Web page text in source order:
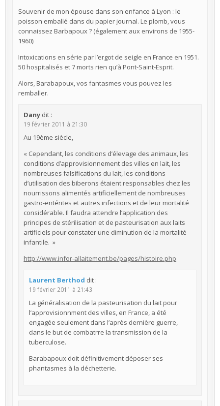
Souvenir de mon épouse dans son enfance à Lyon : le
poisson emballé dans du papier journal. Le plomb, vous
connaissez Barbapoux ? (également aux environs de 1955-
1960)
Intoxications en série par l’ergot de seigle en France en 1951.
50 hospitalisés et 7 morts rien qu’à Pont-Saint-Esprit.
Alors, Barabapoux, vos fantasmes vous pouvez les
remballer.
Dany dit :
19 février 2011 à 21:30
Au 19ème siècle,
« Cependant, les conditions d’élevage des animaux, les
conditions d’approvisionnement des villes en lait, les
nombreuses falsifications du lait, les conditions
d’utilisation des biberons étaient responsables chez les
nourrissons alimentés artificiellement de nombreuses
gastro-entérites et autres infections et de leur mortalité
considérable. Il faudra attendre l’application des
principes de stérilisation et de pasteurisation aux laits
artificiels pour constater une diminution de la mortalité
infantile. »
http://www.infor-allaitement.be/pages/histoire.php
Laurent Berthod dit :
19 février 2011 à 21:43
La généralisation de la pasteurisation du lait pour
l’approvisionnment des villes, en France, a été
engagée seulement dans l’après dernière guerre,
dans le but de combatrre la transmission de la
tuberculose.
Barabapoux doit définitivement déposer ses
phantasmes à la déchetterie.